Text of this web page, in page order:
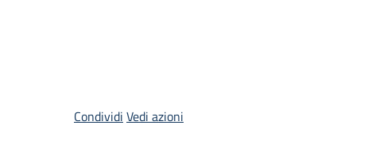
Condividi Vedi azioni